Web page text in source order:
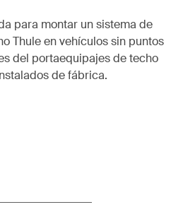
para montar un sistema de
Thule en vehículos sin puntos
del portaequipajes de techo
de fábrica.